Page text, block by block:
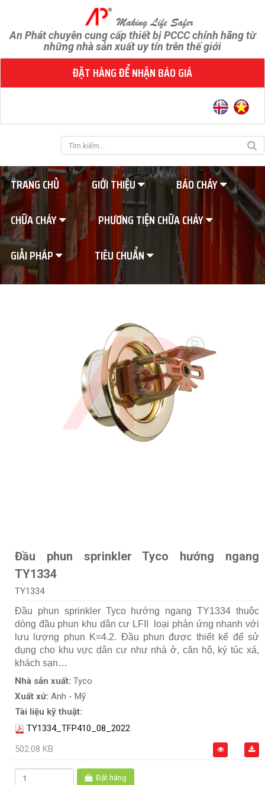
An Phát chuyên cung cấp thiết bị PCCC chính hãng từ
những nhà sản xuất uy tín trên thế giới
ĐẶT HÀNG ĐỂ NHẬN BÁO GIÁ
TRANG CHỦ GIỚI THIỆU
BÁO CHÁY
CHỮA CHÁY
PHƯƠNG TIỆN CHỮA CHÁY
GIẢI PHÁP
TIÊU CHUẨN
Đầu phun sprinkler Tyco hướng ngang
TY1334
TY1334
Đầu phun sprinkler Tyco hướng ngang TY1334 thuộc
dòng đầu phun khu dân cư LFII loại phản ứng nhanh với
lưu lượng phun K=4.2. Đầu phun được thiết kế để sử
dụng cho khu vực dân cư như nhà ở, căn hộ, ký túc xá,
khách sạn…
Nhà sản xuất: Tyco
Xuất xứ: Anh - Mỹ
Tài liệu kỹ thuật:
TY1334_TFP410_08_2022
502.08 KB
Đặt hàng